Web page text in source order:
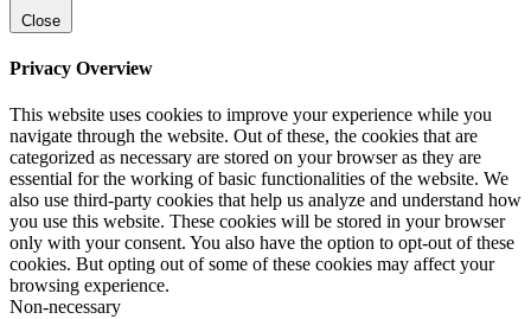
Close
Privacy Overview
This website uses cookies to improve your experience while you
navigate through the website. Out of these, the cookies that are
categorized as necessary are stored on your browser as they are
essential for the working of basic functionalities of the website. We
also use third-party cookies that help us analyze and understand how
you use this website. These cookies will be stored in your browser
only with your consent. You also have the option to opt-out of these
cookies. But opting out of some of these cookies may affect your
browsing experience.
Non-necessary